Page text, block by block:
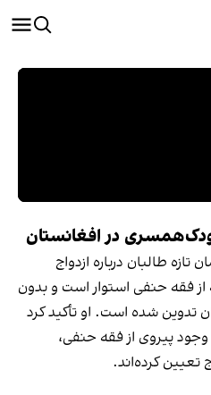
در افغانستان
طالبان درباره ازدواج
از فقه حنفی استوار است و بدون
تدوین شده است. او تأکید کرد
پیروی از فقه حنفی،
تعیین کرده‌اند.